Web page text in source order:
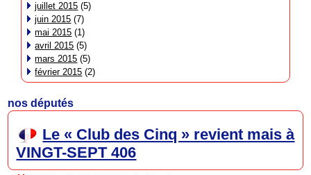
juillet 2015 (5)
juin 2015 (7)
mai 2015 (1)
avril 2015 (5)
mars 2015 (5)
février 2015 (2)
nos députés
Le « Club des Cinq » revient mais à
VINGT-SEPT 406